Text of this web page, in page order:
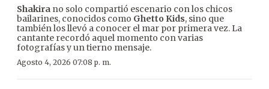
Shakira no solo compartió escenario con los chicos
bailarines, conocidos como Ghetto Kids, sino que
también los llevó a conocer el mar por primera vez. La
cantante recordó aquel momento con varias
fotografías y un tierno mensaje.
Agosto 4, 2026 07:08 p. m.